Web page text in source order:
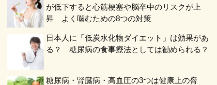
が低下すると心筋梗塞や脳卒中のリスクが上
昇 よく噛むための8つの対策
日本人に「低炭水化物ダイエット」は効果があ
る？ 糖尿病の食事療法としては勧められる？
糖尿病・腎臓病・高血圧の3つは健康上の脅